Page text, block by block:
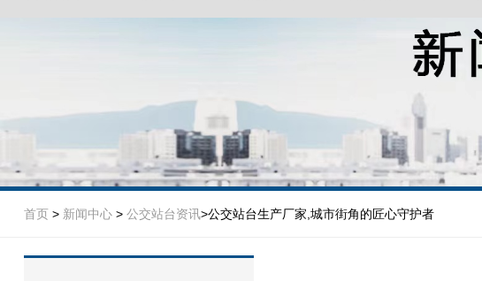
垃
首页> 新闻中心> 公交站台资讯>公交站台生产厂家,城市街角的匠心守护者